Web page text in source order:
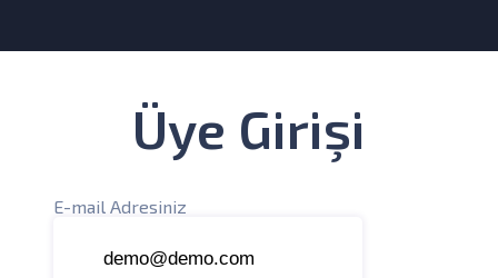
Üye Girişi
E-mail Adresiniz